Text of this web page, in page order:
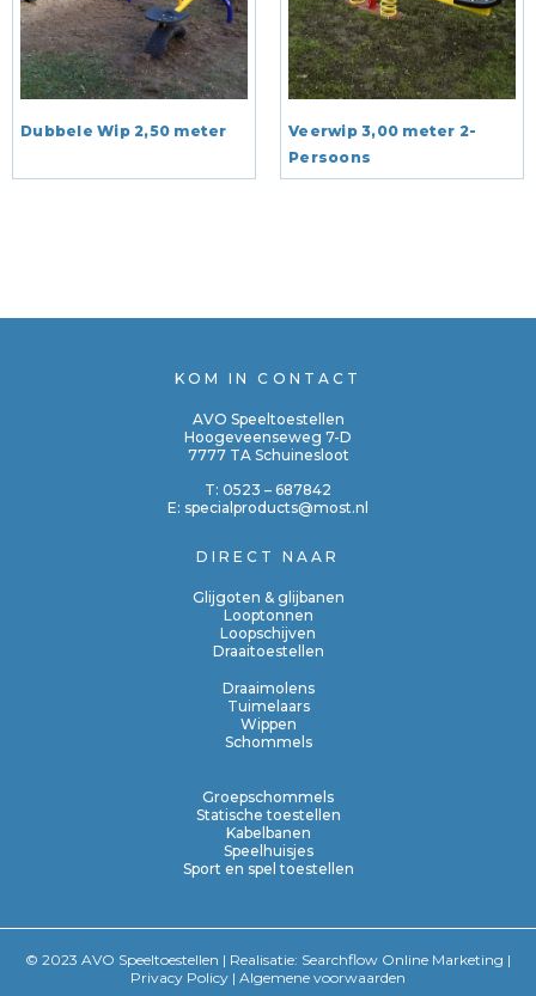
Dubbele Wip 2,50 meter
Veerwip 3,00 meter 2-
Persoons
KOM IN CONTACT
AVO Speeltoestellen
Hoogeveenseweg 7-D
7777 TA Schuinesloot
T: 0523 – 687842
E: specialproducts@most.nl
DIRECT NAAR
Glijgoten & glijbanen
Looptonnen
Loopschijven
Draaitoestellen
Draaimolens
Tuimelaars
Wippen
Schommels
Groepschommels
Statische toestellen
Kabelbanen
Speelhuisjes
Sport en spel toestellen
© 2023 AVO Speeltoestellen | Realisatie: Searchflow Online Marketing |
Privacy Policy | Algemene voorwaarden